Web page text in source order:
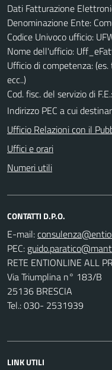
Dati Fatturazione
Denominazione Ente:
Codice Univoco ufficio:
Nome dell'ufficio:
Ufficio di competenza:
ecc..)
Cod. fisc. del servizio di
Indirizzo PEC a cui
Ufficio Relazioni con il
Uffici e orari
Numeri utili
CONTATTI D.P.O.
E-mail:
PEC:
RETE ENTIONLINE ALL
Via Triumplina n° 183/B
25136 BRESCIA
Tel.: 030- 2531939
LINK UTILI